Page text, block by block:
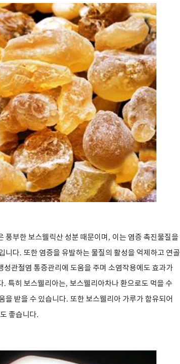
풍부한 보스웰릭산 성분 때문이며 , 이는 염증 촉진물질을
니다. 또한 염증을 유발하는 물질의 활성을 억제하고 연골
관절염 통증관리에 도움을 주며 소염작용에도 효과가
. 특히 보스웰리아는, 보스웰리아차나 환으로도 먹을 수
을 받을 수 있습니다. 또한 보스웰리아 가루가 함유되어
좋습니다.